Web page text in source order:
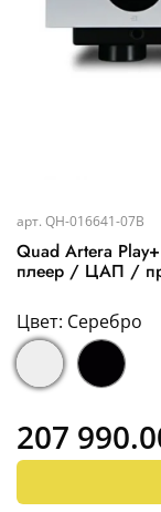
арт. QH-016641-07B
Quad Artera
плеер / ЦАП /
Цвет: Серебро
207